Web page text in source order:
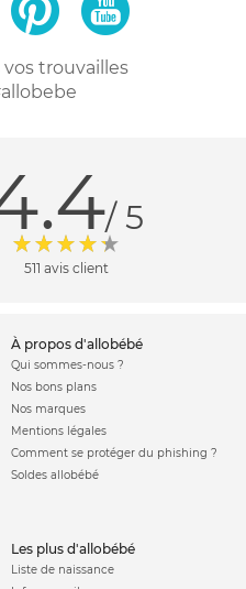
trouvailles
/ 5
511 avis client
à propos d'allobébé
Qui sommes-nous ?
Nos bons plans
Nos marques
Mentions légales
Comment se protéger du phishing ?
Soldes allobébé
les plus d'allobébé
Liste de naissance